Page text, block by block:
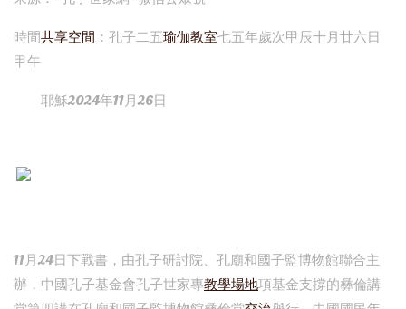
時間共享空間 ：孔子二五瑜伽教室七五年歲次甲辰十月廿六日
甲午
耶穌2024年11月26日
11月24日下戰書，由孔子研討院、孔廟和國子監博物館聯合主
辦，中國孔子基金會孔子世家專教學場地項基金支撐的彝倫講